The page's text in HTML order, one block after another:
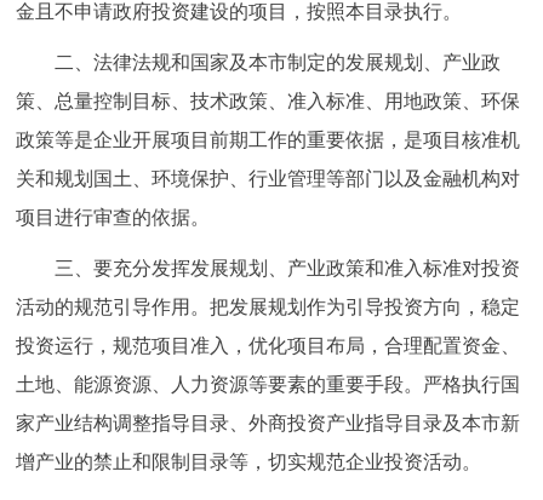
多语种
ESPAÑOL العربية PORTUGUÊS
ITALIANO
回到顶部
金且不申请政府投资建设的项目，按照本目录执行。
二、法律法规和国家及本市制定的发展规划、产业政
策、总量控制目标、技术政策、准入标准、用地政策、环保
政策等是企业开展项目前期工作的重要依据，是项目核准机
关和规划国土、环境保护、行业管理等部门以及金融机构对
项目进行审查的依据。
三、要充分发挥发展规划、产业政策和准入标准对投资
活动的规范引导作用。把发展规划作为引导投资方向，稳定
投资运行，规范项目准入，优化项目布局，合理配置资金、
土地、能源资源、人力资源等要素的重要手段。严格执行国
家产业结构调整指导目录、外商投资产业指导目录及本市新
增产业的禁止和限制目录等，切实规范企业投资活动。